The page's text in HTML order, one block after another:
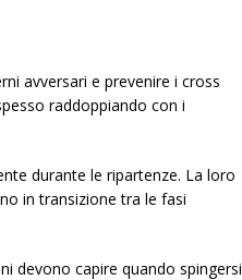
avversari e prevenire i cross
raddoppiando con i
durante le ripartenze. La loro
in transizione tra le fasi
devono capire quando spingersi